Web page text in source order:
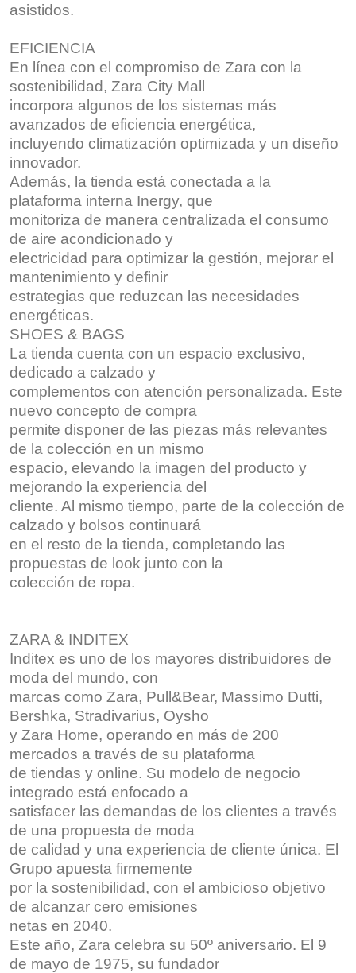
asistidos.
EFICIENCIA
En línea con el compromiso de Zara con la
sostenibilidad, Zara City Mall
incorpora algunos de los sistemas más
avanzados de eficiencia energética,
incluyendo climatización optimizada y un diseño
innovador.
Además, la tienda está conectada a la
plataforma interna Inergy, que
monitoriza de manera centralizada el consumo
de aire acondicionado y
electricidad para optimizar la gestión, mejorar el
mantenimiento y definir
estrategias que reduzcan las necesidades
energéticas.
SHOES & BAGS
La tienda cuenta con un espacio exclusivo,
dedicado a calzado y
complementos con atención personalizada. Este
nuevo concepto de compra
permite disponer de las piezas más relevantes
de la colección en un mismo
espacio, elevando la imagen del producto y
mejorando la experiencia del
cliente. Al mismo tiempo, parte de la colección de
calzado y bolsos continuará
en el resto de la tienda, completando las
propuestas de look junto con la
colección de ropa.
ZARA & INDITEX
Inditex es uno de los mayores distribuidores de
moda del mundo, con
marcas como Zara, Pull&Bear, Massimo Dutti,
Bershka, Stradivarius, Oysho
y Zara Home, operando en más de 200
mercados a través de su plataforma
de tiendas y online. Su modelo de negocio
integrado está enfocado a
satisfacer las demandas de los clientes a través
de una propuesta de moda
de calidad y una experiencia de cliente única. El
Grupo apuesta firmemente
por la sostenibilidad, con el ambicioso objetivo
de alcanzar cero emisiones
netas en 2040.
Este año, Zara celebra su 50º aniversario. El 9
de mayo de 1975, su fundador